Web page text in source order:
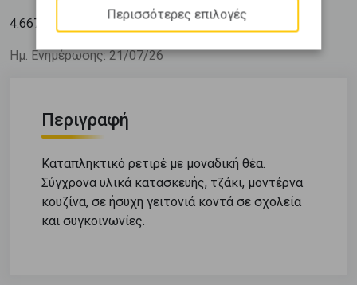
4.667
Ημ. Ενημέρωσης: 21/07/26
Περιγραφή
Καταπληκτικό ρετιρέ με μοναδική θέα.
Σύγχρονα υλικά κατασκευής, τζάκι, μοντέρνα
κουζίνα, σε ήσυχη γειτονιά κοντά σε σχολεία
και συγκοινωνίες.
Περισσότερες επιλογές